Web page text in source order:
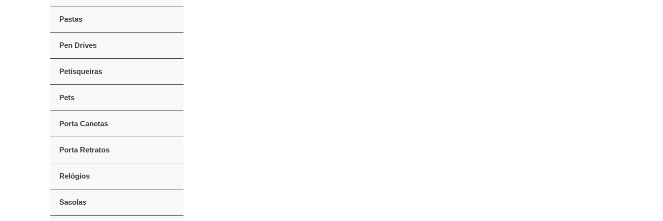
Pastas
Pen Drives
Petisqueiras
Pets
Porta Canetas
Porta Retratos
Relógios
Sacolas